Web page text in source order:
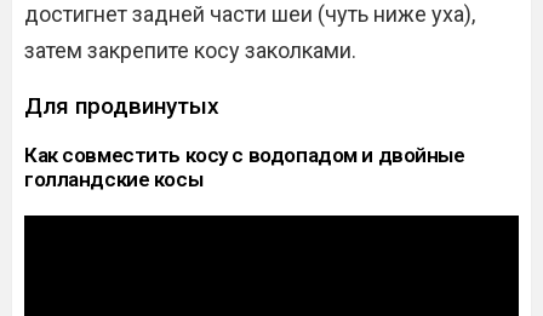
достигнет задней части шеи (чуть ниже уха),
затем закрепите косу заколками.
Для продвинутых
Как совместить косу с водопадом и двойные
голландские косы